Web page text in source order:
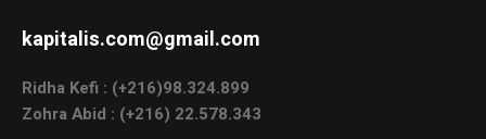
kapitalis.com@gmail.com
Ridha Kefi : (+216)98.324.899
Zohra Abid : (+216) 22.578.343